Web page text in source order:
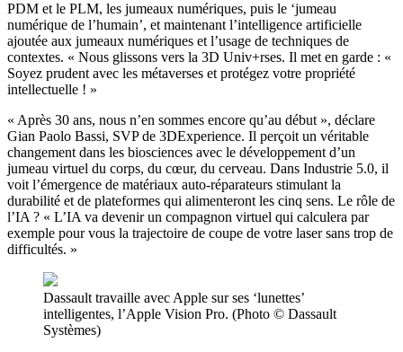
PDM et le PLM, les jumeaux numériques, puis le ‘jumeau
numérique de l’humain’, et maintenant l’intelligence artificielle
ajoutée aux jumeaux numériques et l’usage de techniques de
contextes. « Nous glissons vers la 3D Univ+rses. Il met en garde : «
Soyez prudent avec les métaverses et protégez votre propriété
intellectuelle ! »
« Après 30 ans, nous n’en sommes encore qu’au début », déclare
Gian Paolo Bassi, SVP de 3DExperience. Il perçoit un véritable
changement dans les biosciences avec le développement d’un
jumeau virtuel du corps, du cœur, du cerveau. Dans Industrie 5.0, il
voit l’émergence de matériaux auto-réparateurs stimulant la
durabilité et de plateformes qui alimenteront les cinq sens. Le rôle de
l’IA ? « L’IA va devenir un compagnon virtuel qui calculera par
exemple pour vous la trajectoire de coupe de votre laser sans trop de
difficultés. »
Dassault travaille avec Apple sur ses ‘lunettes’
intelligentes, l’Apple Vision Pro. (Photo © Dassault
Systèmes)